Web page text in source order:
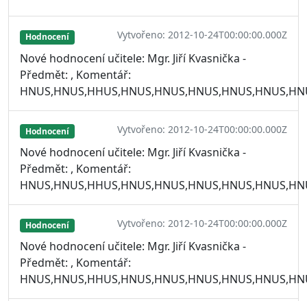
Hodnocení Vytvořeno: 2012-10-24T00:00:00.000Z
Nové hodnocení učitele: Mgr. Jiří Kvasnička -
Předmět: , Komentář:
Hodnocení Vytvořeno: 2012-10-24T00:00:00.000Z
Nové hodnocení učitele: Mgr. Jiří Kvasnička -
Předmět: , Komentář:
Hodnocení Vytvořeno: 2012-10-24T00:00:00.000Z
Nové hodnocení učitele: Mgr. Jiří Kvasnička -
Předmět: , Komentář: